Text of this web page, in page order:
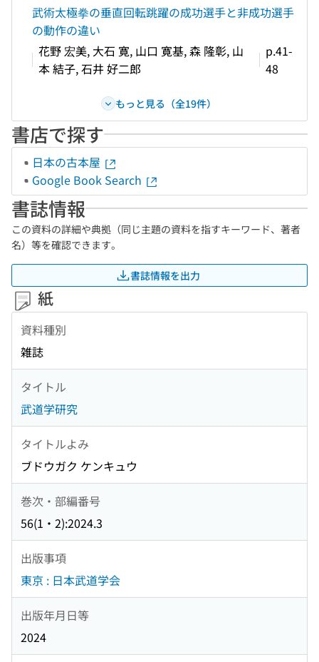
武術太極拳の垂直回転跳躍の成功選手と非成功選手
の動作の違い
花野 宏美, 大石 寛, 山口 寛基, 森 隆彰, 山
本 結子, 石井 好二郎
p.41-
48
もっと見る（全19件）
書店で探す
日本の古本屋
Google Book Search
書誌情報
この資料の詳細や典拠（同じ主題の資料を指すキーワード、著者
名）等を確認できます。
書誌情報を出力
紙
資料種別
雑誌
タイトル
武道学研究
タイトルよみ
ブドウガク ケンキュウ
巻次・部編番号
56(1・2):2024.3
出版事項
東京 : 日本武道学会
出版年月日等
2024